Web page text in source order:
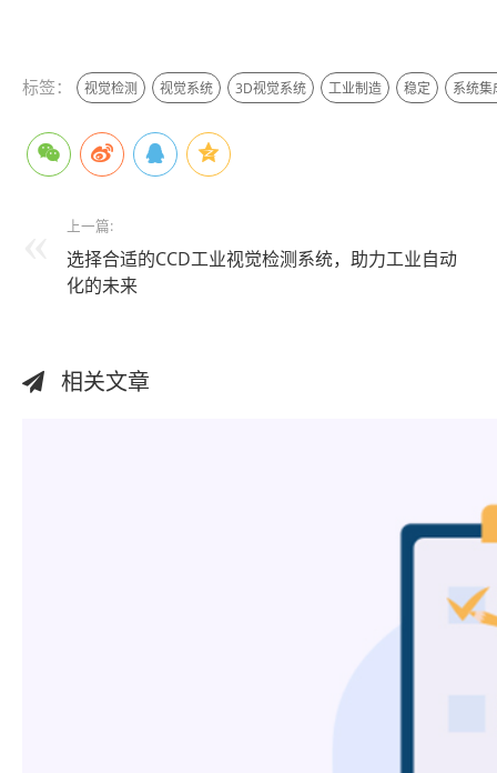
标签： 视觉检测 视觉系统 3D视觉系统 工业制造 稳定 系统集
上一篇:
选择合适的CCD工业视觉检测系统，助力工业自动
化的未来
相关文章